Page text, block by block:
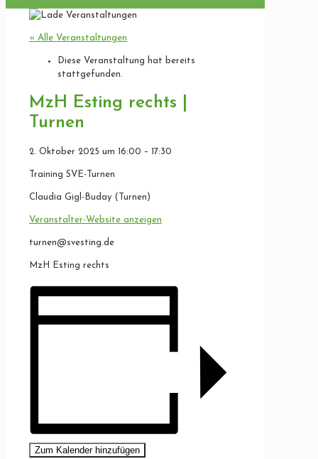
« Alle Veranstaltungen
Diese Veranstaltung hat bereits
stattgefunden.
MzH Esting rechts |
Turnen
2. Oktober 2025 um 16:00 – 17:30
Training SVE-Turnen
Claudia Gigl-Buday (Turnen)
Veranstalter-Website anzeigen
turnen@svesting.de
MzH Esting rechts
Zum Kalender hinzufügen